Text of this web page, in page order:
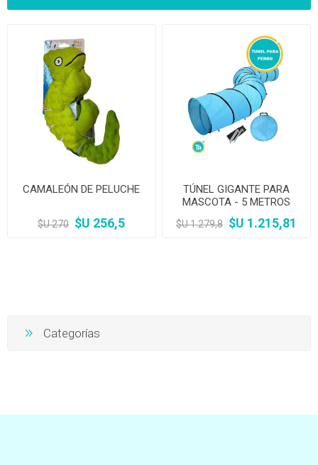
CAMALEÓN DE PELUCHE
$U 270 $U 256,5
TÚNEL GIGANTE PARA
MASCOTA - 5 METROS
$U 1.279,8 $U 1.215,81
Categorías